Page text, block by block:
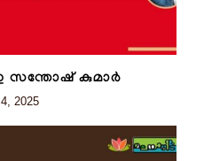
സന്തോഷ് കുമാർ
2025